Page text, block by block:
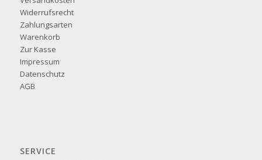
Widerrufsrecht
Zahlungsarten
Warenkorb
Zur Kasse
Impressum
Datenschutz
AGB
SERVICE